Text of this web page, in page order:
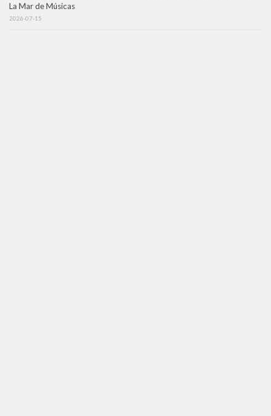
La Mar de Músicas
2026-07-15